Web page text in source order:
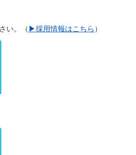
い。（ ▶採用情報はこちら ）